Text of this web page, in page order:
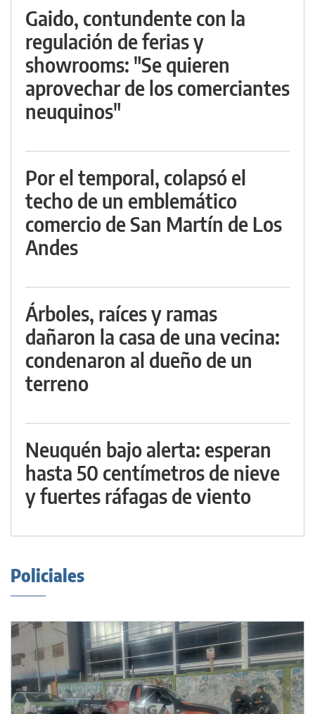
Gaido, contundente con la
regulación de ferias y
showrooms: "Se quieren
aprovechar de los comerciantes
neuquinos"
Por el temporal, colapsó el
techo de un emblemático
comercio de San Martín de Los
Andes
Árboles, raíces y ramas
dañaron la casa de una vecina:
condenaron al dueño de un
terreno
Neuquén bajo alerta: esperan
hasta 50 centímetros de nieve
y fuertes ráfagas de viento
Policiales